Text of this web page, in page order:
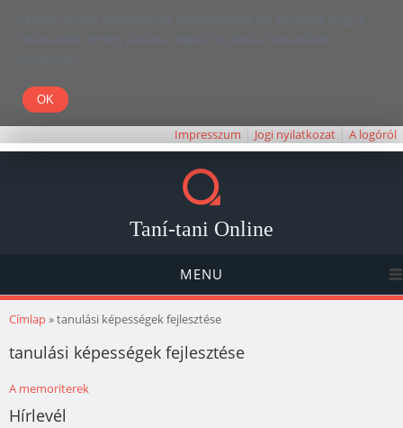
Kedves Olvasó! Weboldalunk böngészésével Ön elfogadja, hogy a
felhasználói élmény javítása céljából cookie-kat használunk.
Köszönjük!
Impresszum Jogi nyilatkozat A logóról
Taní-tani Online
MENU
Jelenlegi hely
Címlap» tanulási képességek fejlesztése
tanulási képességek fejlesztése
A memoriterek
Hírlevél